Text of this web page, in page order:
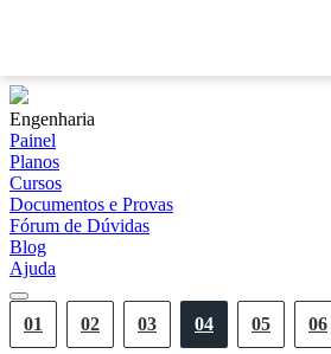
Engenharia
Painel
Planos
Cursos
Documentos e Provas
Fórum de Dúvidas
Blog
Ajuda
01 02 03 04 05 06